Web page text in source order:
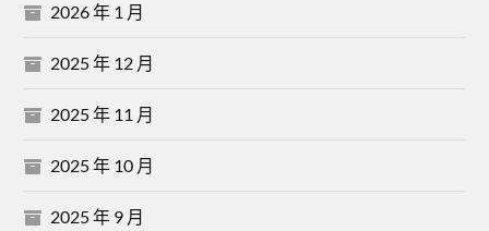
2026 年 1 月
2025 年 12 月
2025 年 11 月
2025 年 10 月
2025 年 9 月